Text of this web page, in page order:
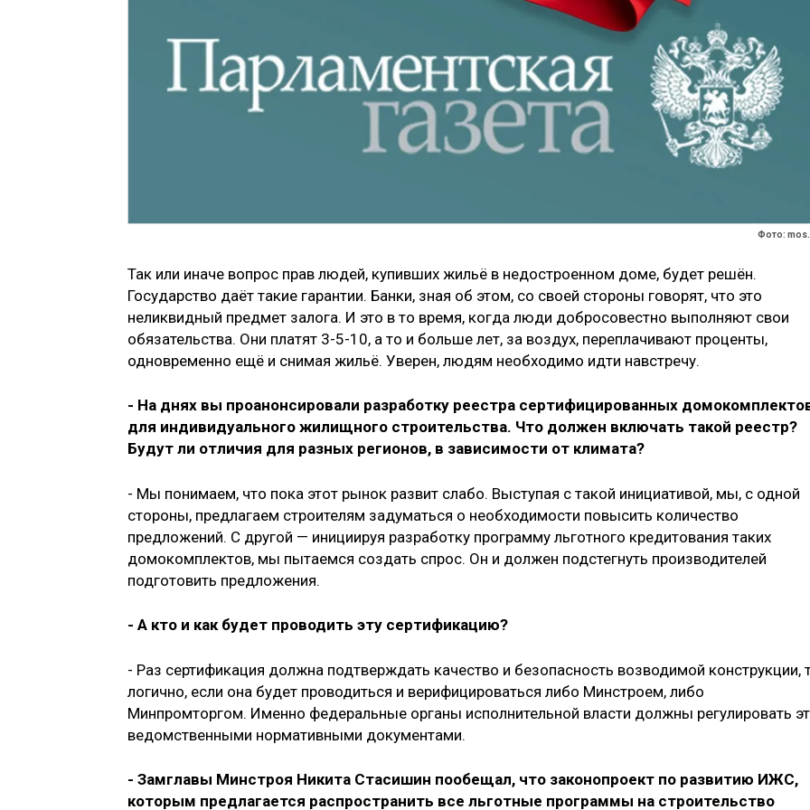
Фото:
Так или иначе вопрос прав людей, купивших жильё в недостроенном доме, будет решён.
Государство даёт такие гарантии. Банки, зная об этом, со своей стороны говорят, что это
неликвидный предмет залога. И это в то время, когда люди добросовестно выполняют свои
обязательства. Они платят 3-5-10, а то и больше лет, за воздух, переплачивают проценты,
одновременно ещё и снимая жильё. Уверен, людям необходимо идти навстречу.
- На днях вы проанонсировали разработку реестра сертифицированных
для индивидуального жилищного строительства. Что должен включать такой реестр?
Будут ли отличия для разных регионов, в зависимости от климата?
- Мы понимаем, что пока этот рынок развит слабо. Выступая с такой инициативой, мы, с одной
стороны, предлагаем строителям задуматься о необходимости повысить количество
предложений. С другой — инициируя разработку программу льготного кредитования таких
домокомплектов, мы пытаемся создать спрос. Он и должен подстегнуть производителей
подготовить предложения.
- А кто и как будет проводить эту сертификацию?
- Раз сертификация должна подтверждать качество и безопасность возводимой конструкции,
логично, если она будет проводиться и верифицироваться либо Минстроем, либо
Минпромторгом. Именно федеральные органы исполнительной власти должны регулировать
ведомственными нормативными документами.
- Замглавы Минстроя Никита Стасишин пообещал, что законопроект по развитию ИЖС,
которым предлагается распространить все льготные программы на строительство